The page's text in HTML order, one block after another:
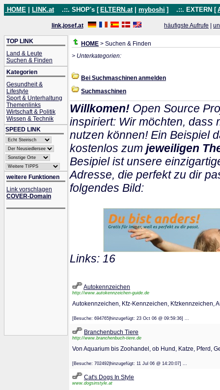
HOME LINK.at .::. SHOP's [ ELTERN.at myboshi ] .::. EXTERN [
link.josef.at häufigste Aufrufe
TOP LINK
Land & Leute
Suchen & Finden
Kategorien
Gesundheit &
Lifestyle
Sport & Unterhaltung
Themenlinks
Wirtschaft & Politik
Wissen & Technik
SPEED LINK
weitere Funktionen
Link vorschlagen
COVER-Domain
HOME > Suchen & Finden
> Unterkategorien:
Bei Suchmaschinen anmelden
Suchmaschinen
Willkomen! Open Source
inspiriert: Wir möchten, dass
nutzen können! Ein Beispiel
kostenlos zum jeweiligen
Besipiel ist unsere
Adresse, die perfekt zu dir
folgendes Bild:
Links: 16
Autokennzeichen
http://www.autokennzeichen-guide.de
Autokennzeichen, Kfz-Kennzeichen, Kfzkennzeichen,
[Besuche: 694765|hinzugefügt: 23 Oct 06 @ 09:59:36] ...
Branchenbuch Tiere
http://www.branchenbuch-tiere.de
Von Aquarium bis Zoohandel, ob Hund, Katze, Pferd,
[Besuche: 702492|hinzugefügt: 11 Jul 06 @ 14:20:07] ...
Cat's Dogs In Style
www.dogsinstyle.at